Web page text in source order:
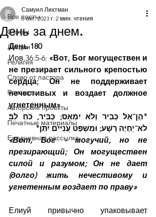
Все посты
Статьи
Лекции
Религия
Слово от пастора
Рассказы
Авторские проекты
Печатные материалы
Ежедневная рассылка
День за днем.
Самуил Лихтман
6 окт. 2023 г. 2 мин. чтения
День 180
Иов.36:5-6: «Вот, Бог могуществен и
не презирает сильного крепостью
сердца; Он не поддерживает
нечестивых и воздает должное
угнетенным»
לֹא־יְחַיֶּה רָשָׁע; וּמִשְׁפַּט עֲנִיִּים יִתֵּן"
«Вот, Бог - могучий, но не
презирающий; Он могуществен
силой и разумом; Он не дает
(долго) жить нечестивому и
угнетенным воздает по праву»
Елиуй привычно упаковывает